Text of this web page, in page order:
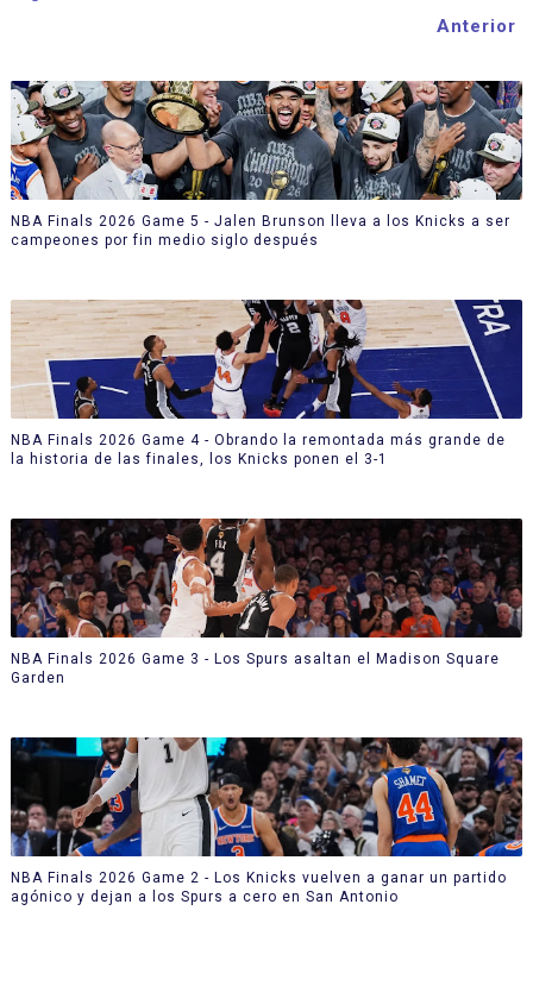
Anterior
NBA Finals 2026 Game 5 - Jalen Brunson lleva a los Knicks a ser
campeones por fin medio siglo después
NBA Finals 2026 Game 4 - Obrando la remontada más grande de
la historia de las finales, los Knicks ponen el 3-1
NBA Finals 2026 Game 3 - Los Spurs asaltan el Madison Square
Garden
NBA Finals 2026 Game 2 - Los Knicks vuelven a ganar un partido
agónico y dejan a los Spurs a cero en San Antonio